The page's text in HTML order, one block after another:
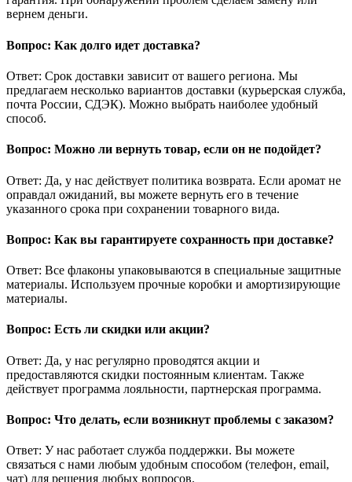
вернем деньги.
Вопрос: Как долго идет доставка?
Ответ: Срок доставки зависит от вашего региона. Мы
предлагаем несколько вариантов доставки (курьерская служба,
почта России, СДЭК). Можно выбрать наиболее удобный
способ.
Вопрос: Можно ли вернуть товар, если он не подойдет?
Ответ: Да, у нас действует политика возврата. Если аромат не
оправдал ожиданий, вы можете вернуть его в течение
указанного срока при сохранении товарного вида.
Вопрос: Как вы гарантируете сохранность при доставке?
Ответ: Все флаконы упаковываются в специальные защитные
материалы. Используем прочные коробки и амортизирующие
материалы.
Вопрос: Есть ли скидки или акции?
Ответ: Да, у нас регулярно проводятся акции и
предоставляются скидки постоянным клиентам. Также
действует программа лояльности, партнерская программа.
Вопрос: Что делать, если возникнут проблемы с заказом?
Ответ: У нас работает служба поддержки. Вы можете
связаться с нами любым удобным способом (телефон, email,
чат) для решения любых вопросов.